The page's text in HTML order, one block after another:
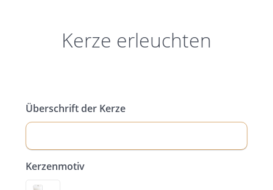
Kerze erleuchten
Überschrift der Kerze
Kerzenmotiv